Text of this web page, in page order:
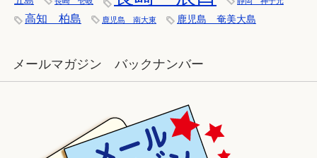
高知 柏島 鹿児島 南大東 鹿児島 奄美大島
メールマガジン バックナンバー